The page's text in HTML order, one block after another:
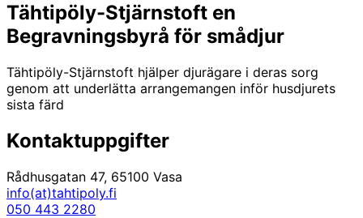
på
varianter.
De
alternativen
kan
Tähtipöly-Stjärnstoft en
Begravningsbyrå för smådjur
Tähtipöly-Stjärnstoft hjälper djurägare i deras sorg
genom att underlätta arrangemangen inför husdjurets
sista färd
Kontaktuppgifter
Rådhusgatan 47, 65100 Vasa
info(at)tahtipoly.fi
050 443 2280